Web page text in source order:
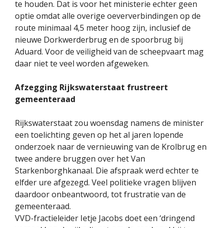
te houden. Dat is voor het ministerie echter geen
optie omdat alle overige oeververbindingen op de
route minimaal 4,5 meter hoog zijn, inclusief de
nieuwe Dorkwerderbrug en de spoorbrug bij
Aduard. Voor de veiligheid van de scheepvaart mag
daar niet te veel worden afgeweken.
Afzegging Rijkswaterstaat frustreert
gemeenteraad
Rijkswaterstaat zou woensdag namens de minister
een toelichting geven op het al jaren lopende
onderzoek naar de vernieuwing van de Krolbrug en
twee andere bruggen over het Van
Starkenborghkanaal. Die afspraak werd echter te
elfder ure afgezegd. Veel politieke vragen blijven
daardoor onbeantwoord, tot frustratie van de
gemeenteraad.
VVD-fractieleider Ietje Jacobs doet een ‘dringend